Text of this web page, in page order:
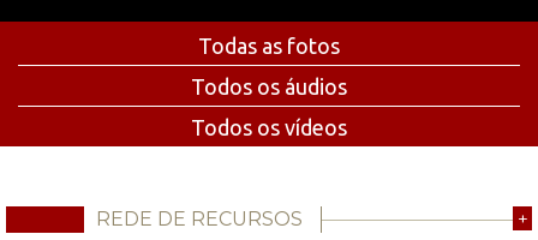
Todas as fotos
Todos os áudios
Todos os vídeos
REDE DE RECURSOS +